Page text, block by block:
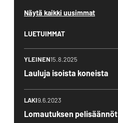
Näytä kaikki uusimmat
LUETUIMMAT
YLEINEN15.8.2025
Lauluja isoista koneista
LAKI9.6.2023
Lomautuksen pelisäännöt